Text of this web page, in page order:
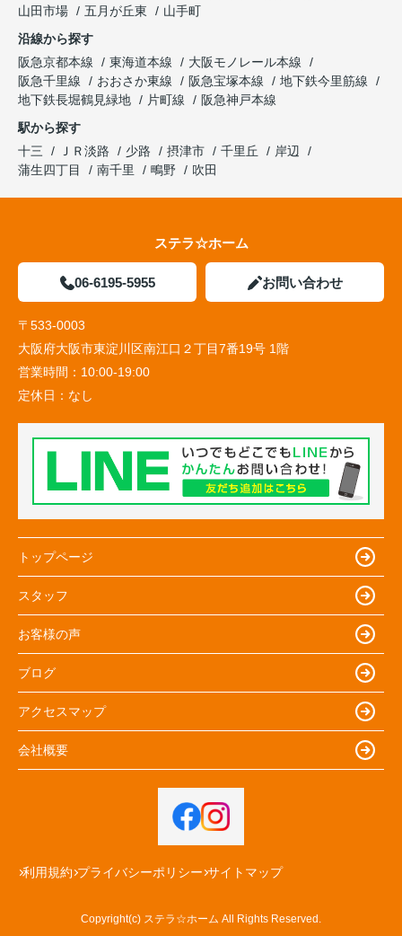
山田市場
五月が丘東
山手町
沿線から探す
阪急京都本線
東海道本線
大阪モノレール本線
阪急千里線
おおさか東線 阪急宝塚本線
地下鉄今里筋線
地下鉄長堀鶴見緑地
片町線
阪急神戸本線
駅から探す
十三
ＪＲ淡路 少路 摂津市 千里丘
岸辺
蒲生四丁目
南千里 鴫野 吹田
ステラ☆ホーム
06-6195-5955 お問い合わせ
〒533-0003
大阪府大阪市東淀川区南江口２丁目7番19号 1階
営業時間： 10:00-19:00
定休日： なし
トップページ
スタッフ
お客様の声
ブログ
アクセスマップ
会社概要
利用規約 プライバシーポリシー サイトマップ
Copyright(c) ステラ☆ホーム All Rights Reserved.